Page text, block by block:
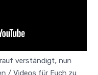
verständigt, nun
/ Videos für Euch zu